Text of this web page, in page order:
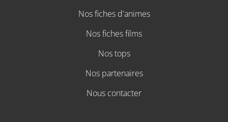
Nos fiches d'animes
Nos fiches films
Nos tops
Nos partenaires
Nous contacter